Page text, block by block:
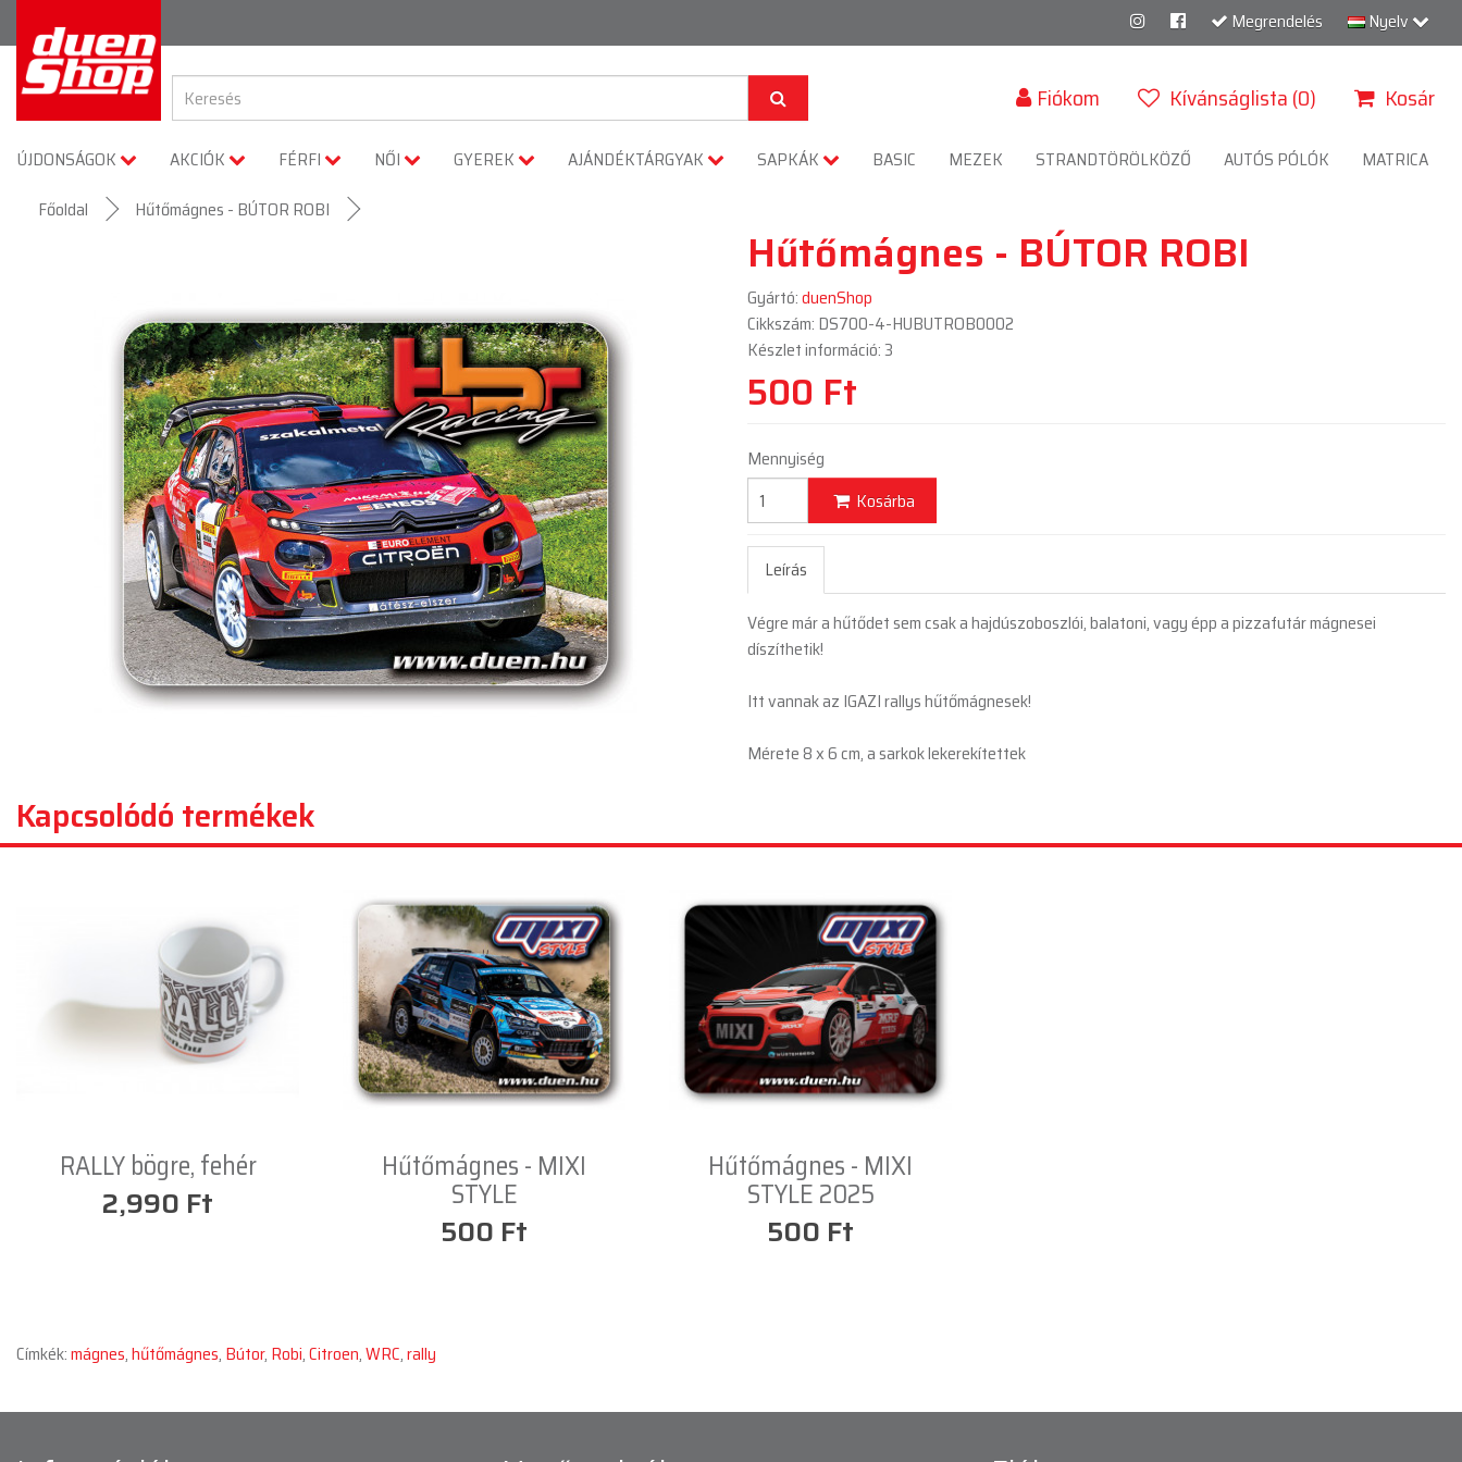
Megrendelés Nyelv
Fiókom Kívánságlista (0) Kosár
ÚJDONSÁGOK AKCIÓK FÉRFI NŐI GYEREK AJÁNDÉKTÁRGYAK SAPKÁK BASIC MEZEK STRANDTÖRÖLKÖZŐ AUTÓS PÓLÓK
MATRICA
Főoldal
Hűtőmágnes - BÚTOR ROBI
Hűtőmágnes - BÚTOR ROBI
Gyártó:duenShop
Cikkszám: DS700-4-HUBUTROB0002
Készlet információ: 3
500 Ft
Mennyiség
Kosárba
Leírás
Végre már a hűtődet sem csak a hajdúszoboszlói, balatoni, vagy épp a pizzafutár mágnesei
díszíthetik!
Itt vannak az IGAZI rallys hűtőmágnesek!
Mérete 8 x 6 cm, a sarkok lekerekítettek
Kapcsolódó termékek
RALLY bögre, fehér
2,990 Ft
Hűtőmágnes - MIXI
STYLE
500 Ft
Hűtőmágnes - MIXI
STYLE 2025
500 Ft
Címkék:mágnes,hűtőmágnes, Bútor, Robi,Citroen,WRC,rally